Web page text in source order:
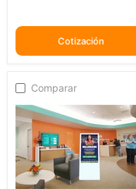
Cotización
Comparar